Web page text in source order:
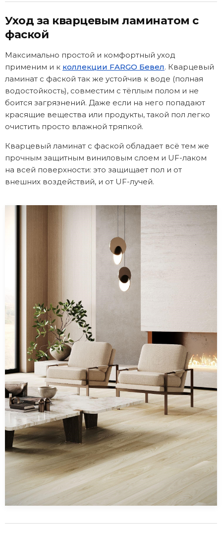
Уход за кварцевым ламинатом с
фаской
Максимально простой и комфортный уход
применим и к коллекции FARGO Бевел. Кварцевый
ламинат с фаской так же устойчив к воде (полная
водостойкость), совместим с тёплым полом и не
боится загрязнений. Даже если на него попадают
красящие вещества или продукты, такой пол легко
очистить просто влажной тряпкой.
Кварцевый ламинат с фаской обладает всё тем же
прочным защитным виниловым слоем и UF-лаком
на всей поверхности: это защищает пол и от
внешних воздействий, и от UF-лучей.